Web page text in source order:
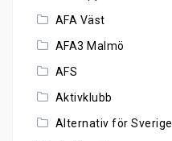
AFA Väst
AFA3 Malmö
AFS
Aktivklubb
Alternativ för Sverige